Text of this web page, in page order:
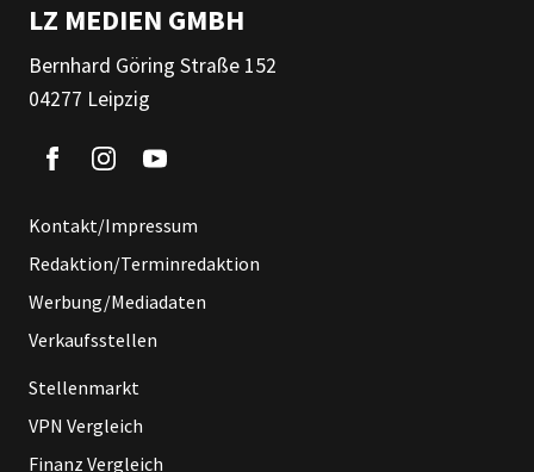
LZ MEDIEN GMBH
Bernhard Göring Straße 152
04277 Leipzig
Kontakt/Impressum
Redaktion/Terminredaktion
Werbung/Mediadaten
Verkaufsstellen
Stellenmarkt
VPN Vergleich
Finanz Vergleich